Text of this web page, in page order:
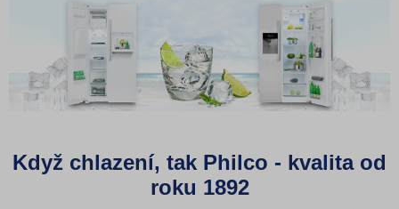
Když chlazení, tak Philco - kvalita od
roku 1892